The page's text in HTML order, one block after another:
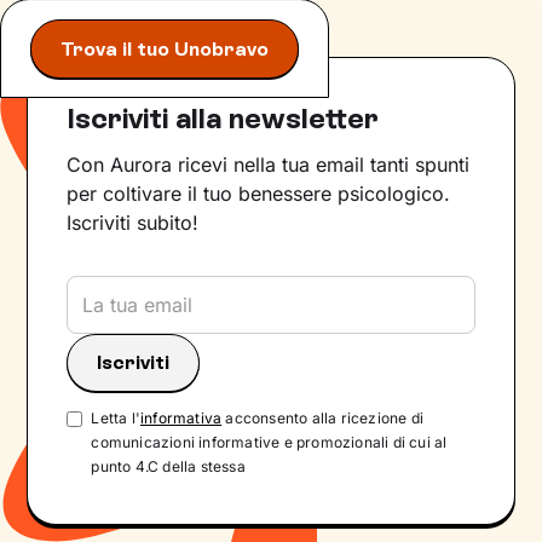
Trova il tuo Unobravo
Iscriviti alla newsletter
Con Aurora ricevi nella tua email tanti spunti
per coltivare il tuo benessere psicologico.
Iscriviti subito!
Letta l'informativa acconsento alla ricezione di
comunicazioni informative e promozionali di cui al
punto 4.C della stessa